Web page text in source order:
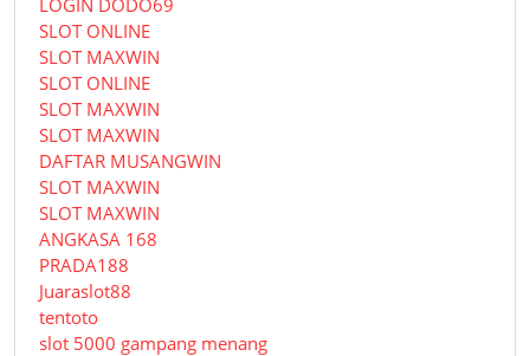
SLOT ONLINE
SLOT MAXWIN
SLOT ONLINE
SLOT MAXWIN
SLOT MAXWIN
DAFTAR MUSANGWIN
SLOT MAXWIN
SLOT MAXWIN
ANGKASA 168
PRADA188
Juaraslot88
tentoto
slot 5000 gampang menang